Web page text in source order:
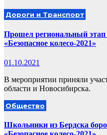
Дороги и Транспорт
Прошел региональный этап
«Безопасное колесо-2021»
01.10.2021
В мероприятии приняли
области и Новосибирска.
Общество
Школьники из Бердска